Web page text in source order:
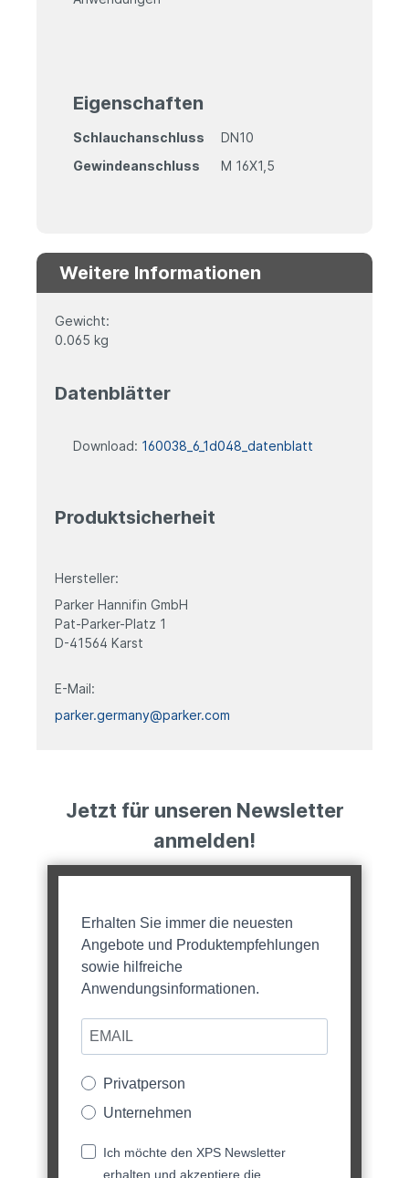
Eigenschaften
Schlauchanschluss
DN10
Gewindeanschluss
M 16X1,5
Weitere Informationen
Gewicht:
0.065 kg
Datenblätter
Download: 160038_6_1d048_datenblatt
Produktsicherheit
Hersteller:
Parker Hannifin GmbH
Pat-Parker-Platz 1
D-41564 Karst
E-Mail:
parker.germany@parker.com
Jetzt für unseren Newsletter
anmelden!
Erhalten Sie immer die neuesten
Angebote und Produktempfehlungen
sowie hilfreiche
Anwendungsinformationen.
Privatperson
Unternehmen
Ich möchte den XPS Newsletter
erhalten und akzeptiere die